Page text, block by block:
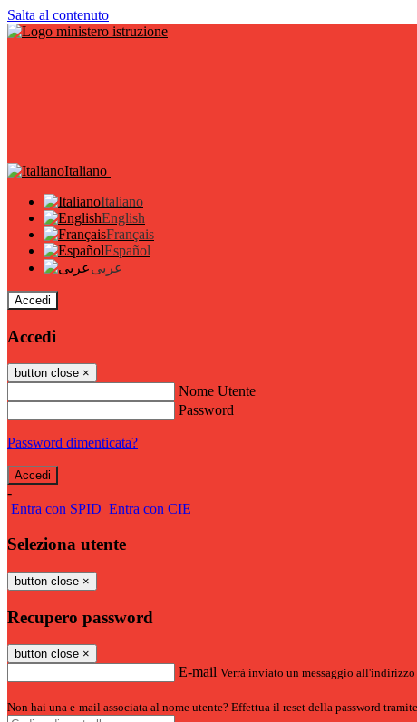
Salta al contenuto
Italiano
Italiano
English
Français
Español
عربى
Accedi
Accedi
button close ×
Nome Utente
Password
Password dimenticata?
-
Entra con SPID Entra con CIE
Seleziona utente
button close ×
Recupero password
button close ×
E-mail Verrà inviato un messaggio
Non hai una e-mail associata al nome utente? Effettua il reset della password